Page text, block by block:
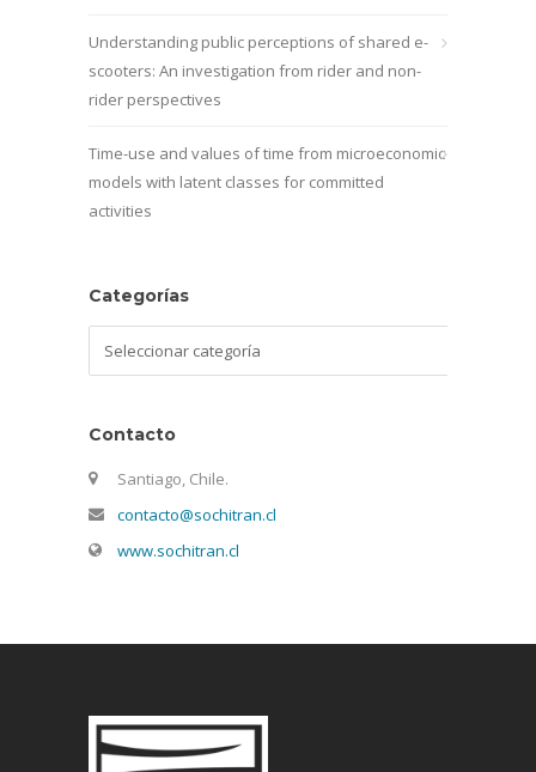
Understanding public perceptions of shared e-
scooters: An investigation from rider and non-
rider perspectives
Time-use and values of time from microeconomic
models with latent classes for committed
activities
Categorías
Contacto
Santiago, Chile.
contacto@sochitran.cl
www.sochitran.cl